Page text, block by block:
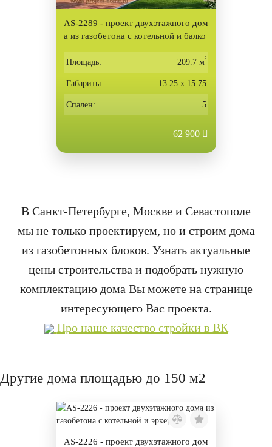
AS-2289 - проект двухэтажного дом
а из газобетона с котельной и балко
Площадь: 209.7 м²
Габариты: 13.25 х 15.75
Спален: 5
62 900
В Санкт-Петербурге, Москве и Севастополе
мы не только проектируем, но и строим дома
из газобетонных блоков. Узнать актуальные
цены строительства и подобрать нужную
комплектацию дома Вы можете на странице
интересующего Вас проекта.
Про наше качество стройки в ВК
Другие дома площадью до 150 м2
AS-2226 - проект двухэтажного дом